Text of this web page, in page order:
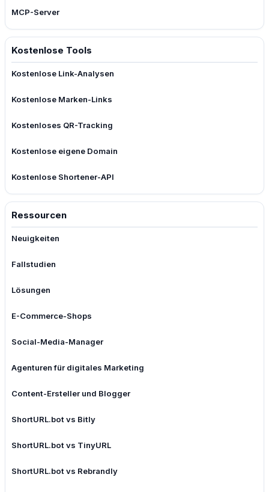
MCP-Server
Kostenlose Tools
Kostenlose Link-Analysen
Kostenlose Marken-Links
Kostenloses QR-Tracking
Kostenlose eigene Domain
Kostenlose Shortener-API
Ressourcen
Neuigkeiten
Fallstudien
Lösungen
E-Commerce-Shops
Social-Media-Manager
Agenturen für digitales Marketing
Content-Ersteller und Blogger
ShortURL.bot vs Bitly
ShortURL.bot vs TinyURL
ShortURL.bot vs Rebrandly